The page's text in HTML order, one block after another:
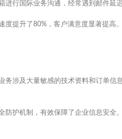
行国际业务沟通，经常遇到邮件延
提升了80%，客户满意度显著提高
涉及大量敏感的技术资料和订单信
防护机制，有效保障了企业信息安全